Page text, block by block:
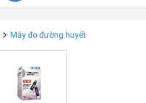
Máy đo đường huyết